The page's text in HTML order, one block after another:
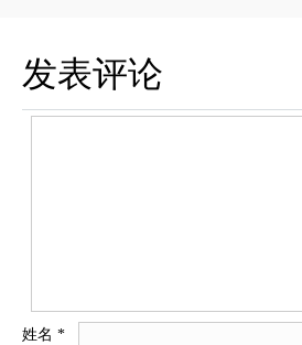
发表评论
姓名 *